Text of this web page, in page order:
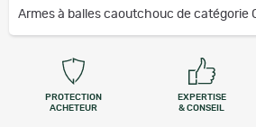
Armes à balles caoutchouc de catégorie
PROTECTION
ACHETEUR
EXPERTISE
& CONSEIL